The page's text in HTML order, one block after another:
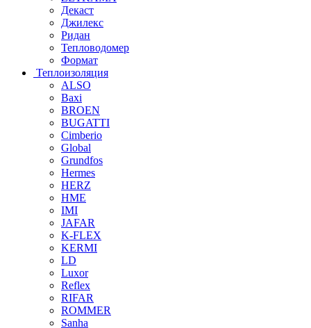
Декаст
Джилекс
Ридан
Тепловодомер
Формат
Теплоизоляция
ALSO
Baxi
BROEN
BUGATTI
Cimberio
Global
Grundfos
Hermes
HERZ
HME
IMI
JAFAR
K-FLEX
KERMI
LD
Luxor
Reflex
RIFAR
ROMMER
Sanha